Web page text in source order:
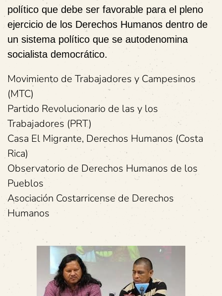
político que debe ser favorable para el pleno
ejercicio de los Derechos Humanos dentro de
un sistema político que se autodenomina
socialista democrático.
Movimiento de Trabajadores y Campesinos
(MTC)
Partido Revolucionario de las y los
Trabajadores (PRT)
Casa El Migrante, Derechos Humanos (Costa
Rica)
Observatorio de Derechos Humanos de los
Pueblos
Asociación Costarricense de Derechos
Humanos